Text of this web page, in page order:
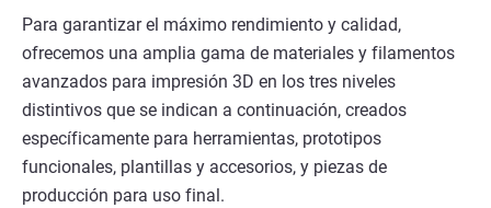
Para garantizar el máximo rendimiento y calidad,
ofrecemos una amplia gama de materiales y filamentos
avanzados para impresión 3D en los tres niveles
distintivos que se indican a continuación, creados
específicamente para herramientas, prototipos
funcionales, plantillas y accesorios, y piezas de
producción para uso final.